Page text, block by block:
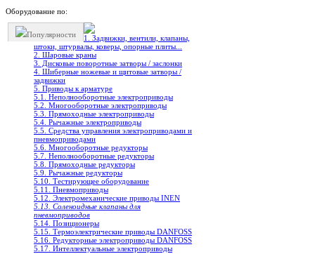
Оборудование по:
Популярности
1. Задвижки, вентили, клапаны,
штоки, штурвалы, коверы, опорные плиты...
2. Шаровые краны
3. Дисковые поворотные затворы / заслонки
4. Шиберные ножевые и щитовые затворы /
задвижки
5. Приводы к арматуре
5.1. Неполнооборотные электроприводы
5.2. Многооборотные электроприводы
5.3. Прямоходные электроприводы
5.4. Рычажные электроприводы
5.5. Средства управления электроприводами и
пневмоприводами
5.6. Многооборотные редукторы
5.7. Неполнооборотные редукторы
5.8. Прямоходные редукторы
5.9. Рычажные редукторы
5.10. Тестирующее оборудование
5.11. Пневмоприводы
5.12. Электромеханические приводы INEN
5.13. Соленоидные клапаны для
пневмоприводов
5.14. Позиционеры
5.15. Термоэлектрические приводы DANFOSS
5.16. Редукторные электроприводы DANFOSS
5.17. Интеллектуальные электроприводы